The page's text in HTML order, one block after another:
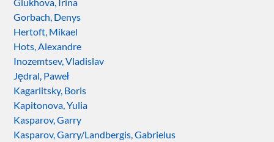
Gorbach, Denys
Hertoft, Mikael
Hots, Alexandre
Inozemtsev, Vladislav
Jędral, Paweł
Kagarlitsky, Boris
Kapitonova, Yulia
Kasparov, Garry
Kasparov, Garry/Landbergis, Gabrielus